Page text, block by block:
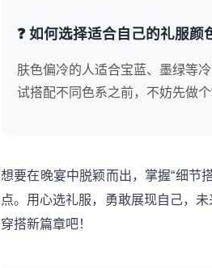
❓ 如何选择适合自己的礼服颜
肤色偏冷的人适合宝蓝、墨绿等
试搭配不同色系之前，不妨先做个
想要在晚宴中脱颖而出，掌握“细节
点。用心选礼服，勇敢展现自己，
穿搭新篇章吧！